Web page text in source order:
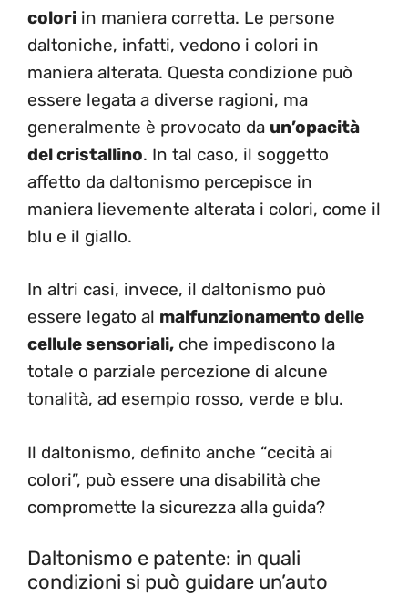
colori in maniera corretta. Le persone
daltoniche, infatti, vedono i colori in
maniera alterata. Questa condizione può
essere legata a diverse ragioni, ma
generalmente è provocato da un’opacità
del cristallino. In tal caso, il soggetto
affetto da daltonismo percepisce in
maniera lievemente alterata i colori, come il
blu e il giallo.
In altri casi, invece, il daltonismo può
essere legato al malfunzionamento delle
cellule sensoriali, che impediscono la
totale o parziale percezione di alcune
tonalità, ad esempio rosso, verde e blu.
Il daltonismo, definito anche “cecità ai
colori”, può essere una disabilità che
compromette la sicurezza alla guida?
Daltonismo e patente: in quali
condizioni si può guidare un’auto